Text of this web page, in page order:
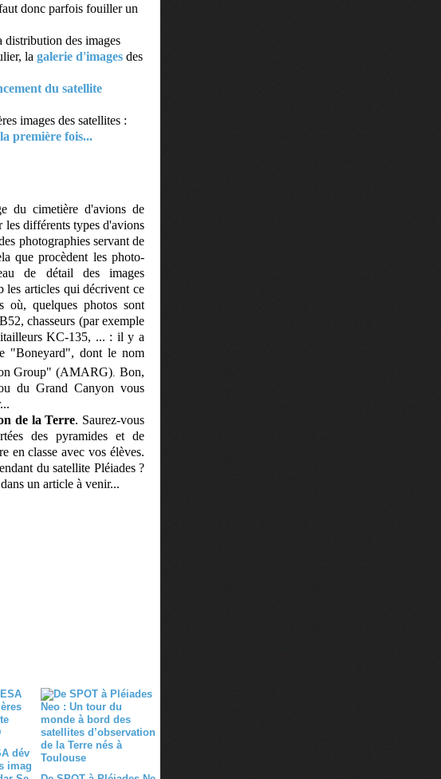
donc parfois fouiller un
distribution des images
la galerie d'images des
du satellite
images des satellites :
première fois...
du cimetière d'avions de
les différents types d'avions
photographies servant de
que procèdent les photo-
de détail des images
les articles qui décrivent ce
où, quelques photos sont
chasseurs (par exemple
KC-135, ... : il y a
"Boneyard", dont le nom
Group" (AMARG).Bon,
du Grand Canyon vous
de la Terre. Saurez-vous
des pyramides et de
en classe avec vos élèves.
du satellite Pléiades ?
un article à venir...
dév
imag